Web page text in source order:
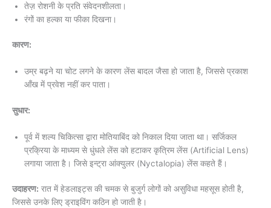
तेज़ रोशनी के प्रति संवेदनशीलता।
रंगों का हल्का या फीका दिखना।
कारण:
उम्र बढ़ने या चोट लगने के कारण लेंस बादल जैसा हो जाता है, जिससे प्रकाश
आँख में प्रवेश नहीं कर पाता।
सुधार:
पूर्व में शल्य चिकित्सा द्वारा मोतियाबिंद को निकाल दिया जाता था। सर्जिकल
प्रक्रिया के माध्यम से धुंधले लेंस को हटाकर कृत्रिम लेंस (Artificial Lens)
लगाया जाता है। जिसे इन्ट्रा आंक्युलर (Nyctalopia) लेंस कहते हैं।
उदाहरण: रात में हेडलाइट्स की चमक से बुजुर्ग लोगों को असुविधा महसूस होती है,
जिससे उनके लिए ड्राइविंग कठिन हो जाती है।